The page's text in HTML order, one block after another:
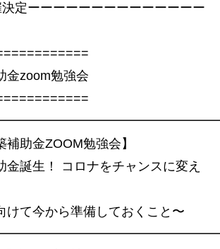
定ーーーーーーーーーーーーーー
金zoom勉強会
助金ZOOM勉強会】
金誕生！ コロナをチャンスに変え
けて今から準備しておくこと〜